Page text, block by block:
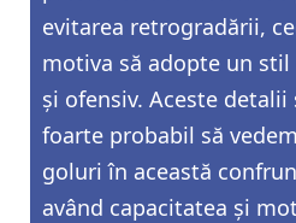
evitarea retrogradării,
motiva să adopte un
și ofensiv. Aceste detalii
foarte probabil să
goluri în această
având capacitatea și